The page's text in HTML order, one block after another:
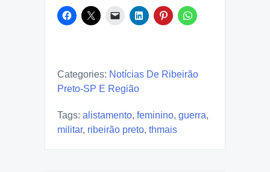
Categories: Notícias De Ribeirão
Preto-SP E Região
Tags: alistamento, feminino, guerra,
militar, ribeirão preto, thmais